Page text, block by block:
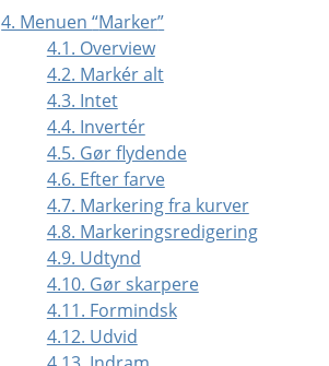
4. Menuen“Marker”
4.1. Overview
4.2. Markér alt
4.3. Intet
4.4. Invertér
4.5. Gør flydende
4.6. Efter farve
4.7. Markering fra kurver
4.8. Markeringsredigering
4.9. Udtynd
4.10. Gør skarpere
4.11. Formindsk
4.12. Udvid